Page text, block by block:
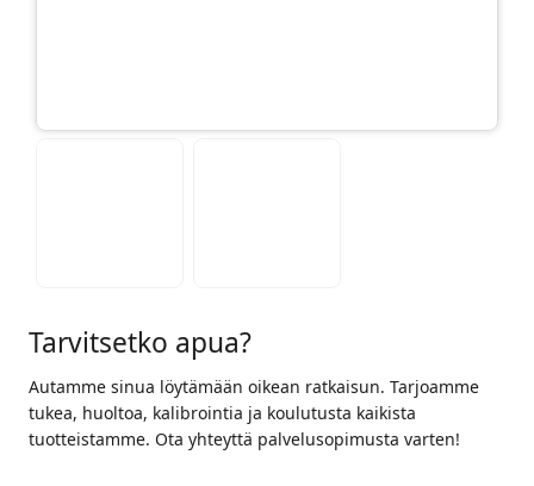
Tarvitsetko apua?
Autamme sinua löytämään oikean ratkaisun. Tarjoamme
tukea, huoltoa, kalibrointia ja koulutusta kaikista
tuotteistamme. Ota yhteyttä palvelusopimusta varten!